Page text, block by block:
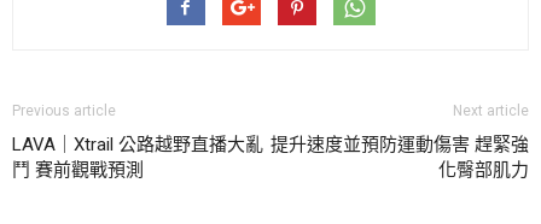
Previous article
LAVA｜Xtrail 公路越野直播大亂
鬥 賽前觀戰預測
Next article
提升速度並預防運動傷害 趕緊強
化臀部肌力